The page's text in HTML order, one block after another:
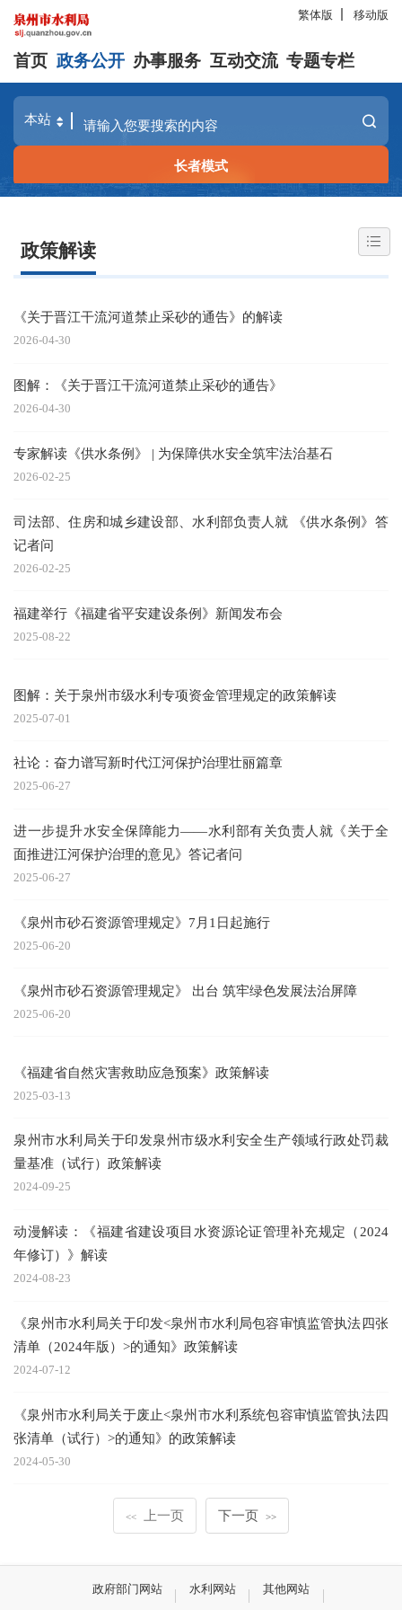
繁体版 移动版
首页 政务公开 办事服务 互动交流 专题专栏
长者模式
政策解读
《关于晋江干流河道禁止采砂的通告》的解读
2026-04-30
图解：《关于晋江干流河道禁止采砂的通告》
2026-04-30
专家解读《供水条例》 | 为保障供水安全筑牢法治基石
2026-02-25
司法部、住房和城乡建设部、水利部负责人就 《供水条例》答
记者问
2026-02-25
福建举行《福建省平安建设条例》新闻发布会
2025-08-22
图解：关于泉州市级水利专项资金管理规定的政策解读
2025-07-01
社论：奋力谱写新时代江河保护治理壮丽篇章
2025-06-27
进一步提升水安全保障能力——水利部有关负责人就《关于全
面推进江河保护治理的意见》答记者问
2025-06-27
《泉州市砂石资源管理规定》7月1日起施行
2025-06-20
《泉州市砂石资源管理规定》 出台 筑牢绿色发展法治屏障
2025-06-20
《福建省自然灾害救助应急预案》政策解读
2025-03-13
泉州市水利局关于印发泉州市级水利安全生产领域行政处罚裁
量基准（试行）政策解读
2024-09-25
动漫解读：《福建省建设项目水资源论证管理补充规定（2024
年修订）》解读
2024-08-23
《泉州市水利局关于印发<泉州市水利局包容审慎监管执法四张
清单（2024年版）>的通知》政策解读
2024-07-12
《泉州市水利局关于废止<泉州市水利系统包容审慎监管执法四
张清单（试行）>的通知》的政策解读
2024-05-30
<< 上一页 下一页 >>
政府部门网站 水利网站 其他网站